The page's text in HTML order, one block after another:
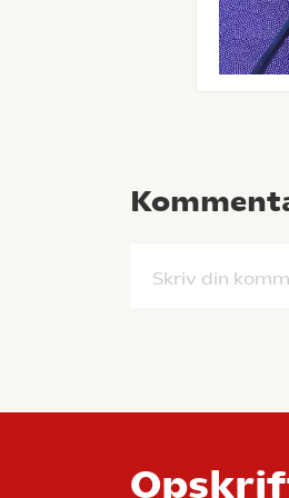
Skriv din